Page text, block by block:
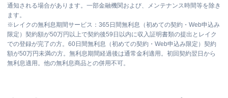
通知される場合があります。一部金融機関および、メンテナンス時間等を除き
ます。
※ レイクの無利息期間サービス：365日間無利息（初めての契約・Web申込み
限定）契約額が50万円以上で契約後59日以内に収入証明書類の提出とレイク
での登録が完了の方。60日間無利息（初めての契約・Web申込み限定）契約
額が50万円未満の方。無利息期間経過後は通常金利適用。初回契約翌日から
無利息適用。他の無利息商品との併用不可。